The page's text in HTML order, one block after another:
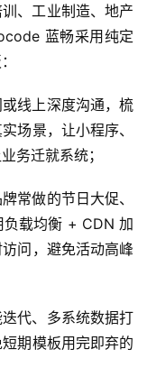
、工业制造、地产
蓝畅采用纯定
线上深度沟通，梳
场景，让小程序、
务迁就系统；
常做的节日大促、
负载均衡 + CDN 加
问，避免活动高峰
代、多系统数据打
期模板用完即弃的